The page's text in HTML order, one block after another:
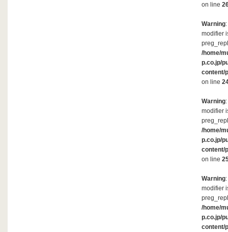
on line
Warning
modifier
/home/
p.co.jp/
content/
on line
Warning
modifier
/home/
p.co.jp/
content/
on line
Warning
modifier
/home/
p.co.jp/
content/